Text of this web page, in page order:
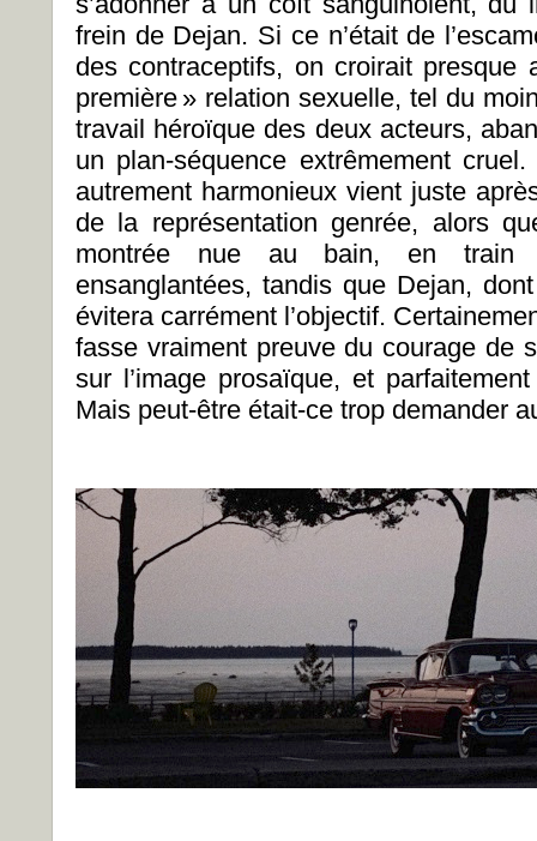
frein de Dejan. Si ce n’était de
des contraceptifs, on croirait
première » relation sexuelle, tel du
travail héroïque des deux acteurs,
un plan-séquence extrêmement
autrement harmonieux vient juste
de la représentation genrée, alors
montrée nue au bain, en train
ensanglantées, tandis que Dejan,
évitera carrément l’objectif.
fasse vraiment preuve du courage de
sur l’image prosaïque, et
Mais peut-être était-ce trop demander